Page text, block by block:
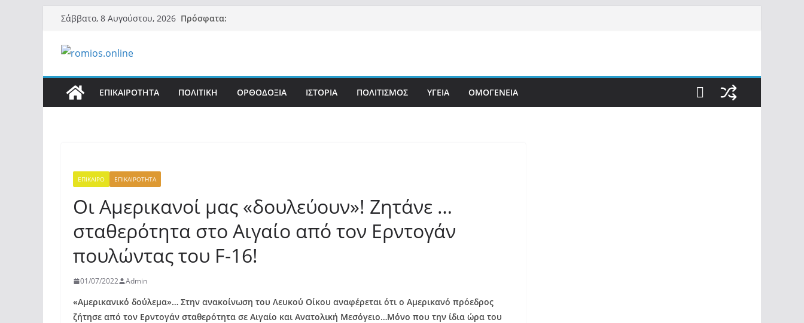
Μετάβαση
περιεχόμενο
Σάββατο, 8 Αυγούστου, 2026 Πρόσφατα:
ΕΠΙΚΑΙΡΟΤΗΤΑ ΠΟΛΙΤΙΚΗ ΟΡΘΟΔΟΞΙΑ ΙΣΤΟΡΙΑ ΠΟΛΙΤΙΣΜΟΣ ΥΓΕΙΑ ΟΜΟΓΕΝΕΙΑ
ΕΠΙΚΑΙΡΟ ΕΠΙΚΑΙΡΟΤΗΤΑ
Οι Αμερικανοί μας «δουλεύουν»! Ζητάνε …
σταθερότητα στο Αιγαίο από τον Ερντογάν
πουλώντας του F-16!
01/07/2022 Admin
«Αμερικανικό δούλεμα»… Στην ανακοίνωση του Λευκού Οίκου αναφέρεται ότι ο Αμερικανό πρόεδρος
ζήτησε από τον Ερντογάν σταθερότητα σε Αιγαίο και Ανατολική Μεσόγειο…Μόνο που την ίδια ώρα του